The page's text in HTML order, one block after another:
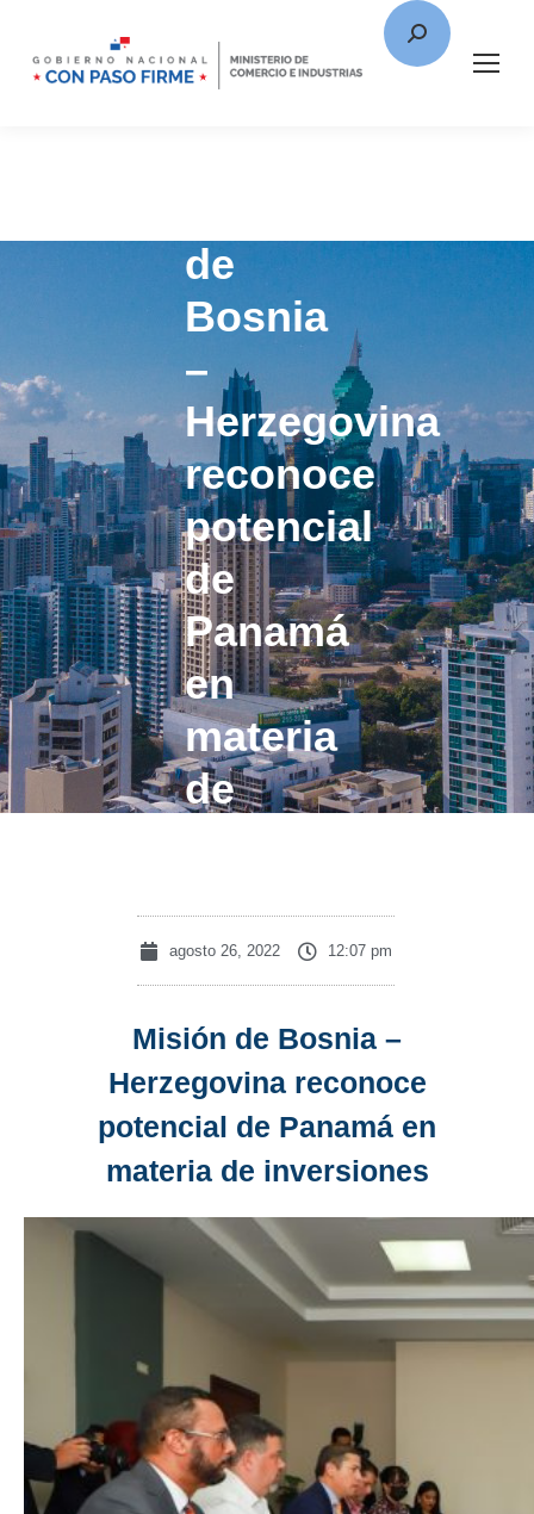
de
Bosnia
–
Herzegovina
reconoce
potencial
de
Panamá
en
materia
de
agosto 26, 2022 12:07 pm
Misión de Bosnia –
Herzegovina reconoce
potencial de Panamá en
materia de inversiones